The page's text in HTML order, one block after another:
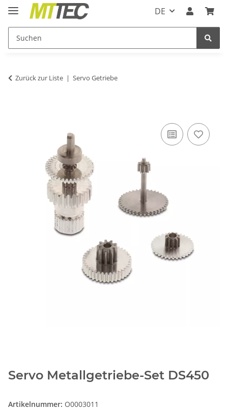
DE
Zurück zur Liste Servo Getriebe
Servo Metallgetriebe-Set DS450
Artikelnummer: O0003011